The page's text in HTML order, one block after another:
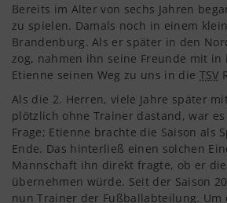
Bereits im Alter von sechs Jahren
zu spielen. Damals noch in einem
Brandenburg. Als er später in den
zog, nahmen ihn seine Freunde mit
Etienne seinen Weg zu uns in die TSV
Als die 2. Herren, viele Jahre später
plötzlich ohne Trainer dastand, war
Frage; Etienne brachte die Saison als
Ende. Das hinterließ einen solchen
Mannschaft ihn direkt fragte, ob er
übernehmen würde. Seit der Saison
nun Trainer der Fußballabteilung. Um